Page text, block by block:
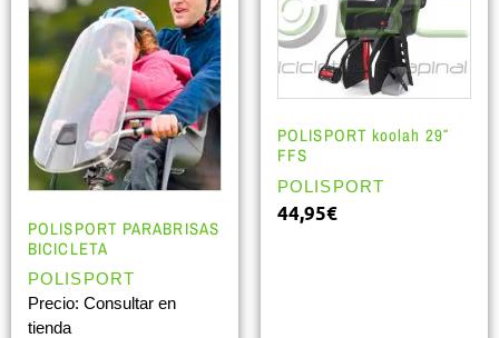
POLISPORT PARABRISAS
BICICLETA
POLISPORT
Precio: Consultar en
tienda
POLISPORT koolah 29″
FFS
POLISPORT
44,95€